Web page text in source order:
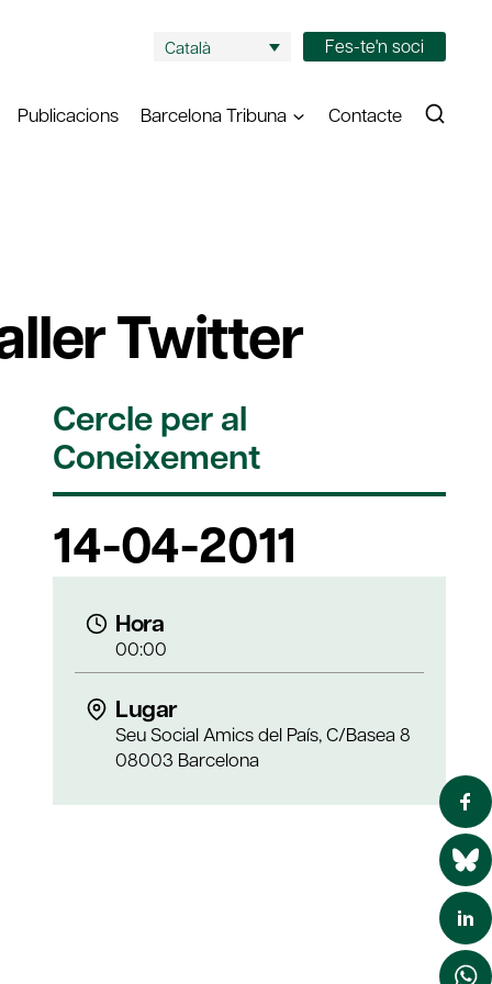
Català Fes-te'n soci
Publicacions Barcelona Tribuna Contacte
Twitter
Cercle per al
Coneixement
14-04-2011
Hora
00:00
Lugar
Seu Social Amics del País, C/Basea 8
08003 Barcelona